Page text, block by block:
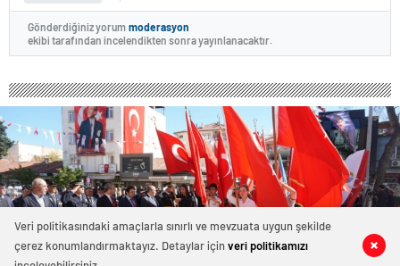
0 0
Gönderdiğiniz yorum moderasyon
ekibi tarafından incelendikten sonra yayınlanacaktır.
0 0
Veri politikasındaki amaçlarla sınırlı ve mevzuata uygun şekilde
çerez konumlandırmaktayız. Detaylar içinveri politikamızı